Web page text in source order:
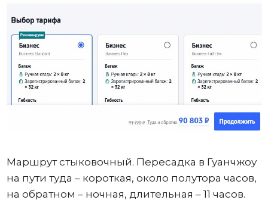
Маршрут стыковочный. Пересадка в Гуанчжоу
на пути туда – короткая, около полутора часов,
на обратном – ночная, длительная – 11 часов.